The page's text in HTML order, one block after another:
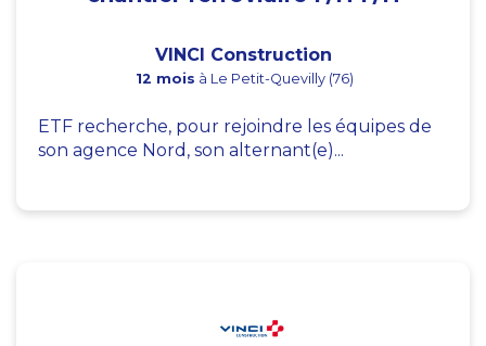
VINCI Construction
12 mois à Le Petit-Quevilly (76)
ETF recherche, pour rejoindre les équipes de
son agence Nord, son alternant(e)...